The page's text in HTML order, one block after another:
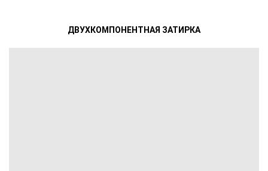
ДВУХКОМПОНЕНТНАЯ ЗАТИРКА